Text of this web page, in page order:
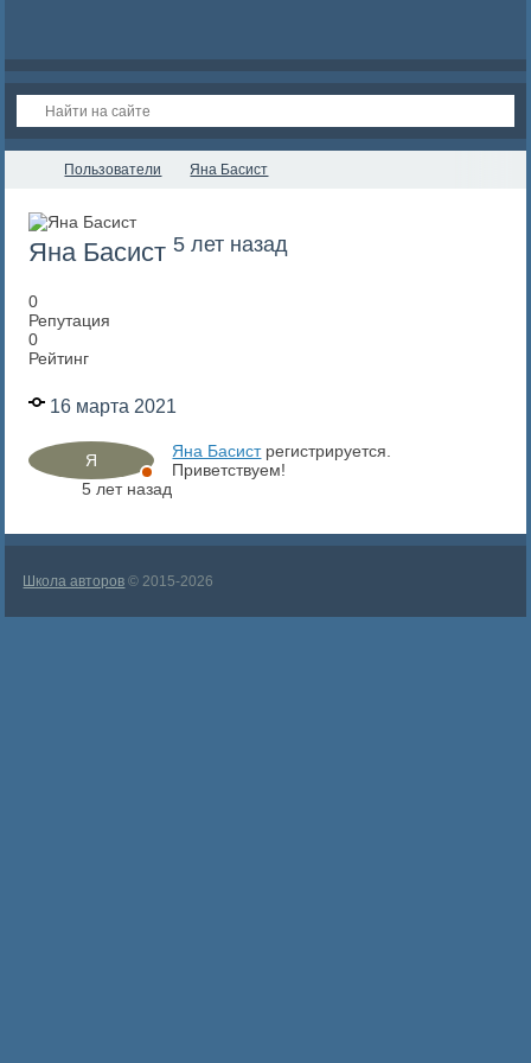
Пользователи Яна Басист
Яна Басист 5 лет назад
0
Репутация
0
Рейтинг
16 марта 2021
Яна Басистрегистрируется.
Приветствуем!
5 лет назад
Школа авторов © 2015-2026